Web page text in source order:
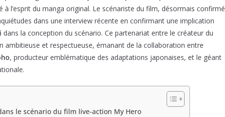
l’esprit du manga original. Le scénariste du film, désormais confirmé
dans une interview récente en confirmant une implication
dans la conception du scénario. Ce partenariat entre le créateur du
ambitieuse et respectueuse, émanant de la collaboration entre
, producteur emblématique des adaptations japonaises, et le géant
le scénario du film live-action My Hero